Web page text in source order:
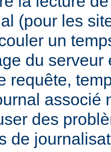
(pour les
un
du serveur
requête,
associé
des
de